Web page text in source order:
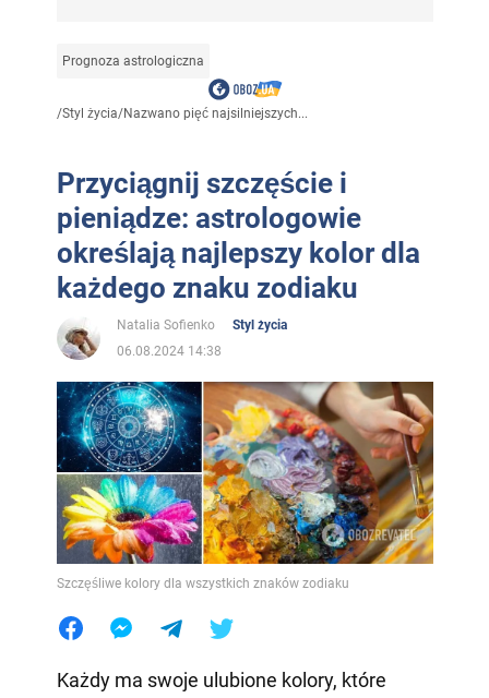
Prognoza astrologiczna
/Styl życia/Nazwano pięć najsilniejszych...
Przyciągnij szczęście i
pieniądze: astrologowie
określają najlepszy kolor dla
każdego znaku zodiaku
Natalia Sofienko
Styl życia
06.08.2024 14:38
Szczęśliwe kolory dla wszystkich znaków zodiaku
Każdy ma swoje ulubione kolory, które